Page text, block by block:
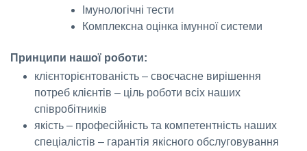
Імунологічні тести
Комплексна оцінка імунної системи
Принципи нашої роботи:
клієнторієнтованість – своєчасне вирішення
потреб клієнтів – ціль роботи всіх наших
співробітників
якість – професійність та компетентність наших
спеціалістів – гарантія якісного обслуговування